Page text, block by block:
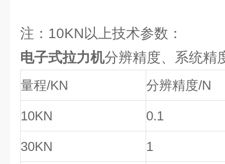
注：10KN以上技术参数：
电子式拉力机分辨精度、系统精
量程/KN 分辨精度/N
10KN 0.1
30KN 1